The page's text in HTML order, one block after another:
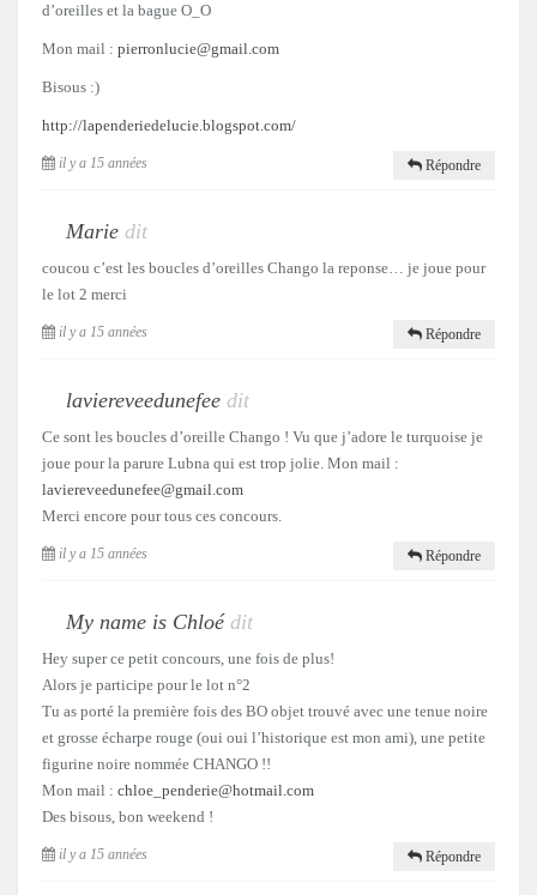
d’oreilles et la bague O_O
Mon mail : pierronlucie@gmail.com
Bisous :)
http://lapenderiedelucie.blogspot.com/
il y a 15 années Répondre
Marie dit
coucou c’est les boucles d’oreilles Chango la reponse… je joue pour
le lot 2 merci
il y a 15 années Répondre
laviereveedunefee dit
Ce sont les boucles d’oreille Chango ! Vu que j’adore le turquoise je
joue pour la parure Lubna qui est trop jolie. Mon mail :
laviereveedunefee@gmail.com
Merci encore pour tous ces concours.
il y a 15 années Répondre
My name is Chloé dit
Hey super ce petit concours, une fois de plus!
Alors je participe pour le lot n°2
Tu as porté la première fois des BO objet trouvé avec une tenue noire
et grosse écharpe rouge (oui oui l’historique est mon ami), une petite
figurine noire nommée CHANGO !!
Mon mail : chloe_penderie@hotmail.com
Des bisous, bon weekend !
il y a 15 années Répondre